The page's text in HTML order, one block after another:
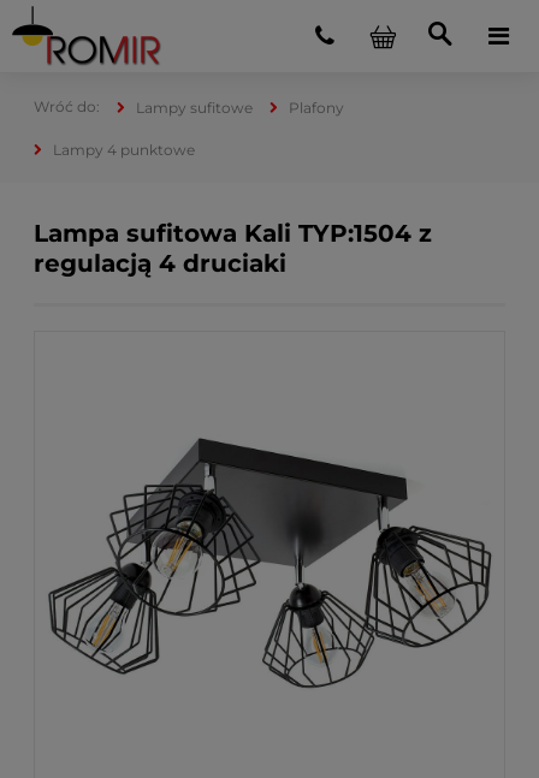
Lampy sufitowe Plafony
Lampy 4 punktowe
Lampa sufitowa Kali TYP:1504 z
regulacją 4 druciaki